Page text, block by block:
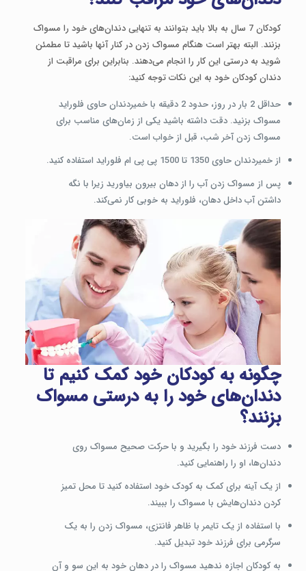
کودکان 7 سال به بالا باید بتوانند به تنهایی دندان‌های خود را مسواک
بزنند. البته بهتر است هنگام مسواک زدن در کنار آنها باشید تا مطمئن
شوید به درستی این کار را انجام می‌دهند. بنابراین برای مراقبت از
دندان کودکان خود به این نکات توجه کنید:
حداقل 2 بار در روز، حدود 2 دقیقه با خمیردندان حاوی فلوراید
مسواک بزنید. دقت داشته باشید یکی از زمان‌های مناسب برای
مسواک زدن آخر شب، قبل از خواب است.
از خمیردندان حاوی 1350 تا 1500 پی پی ام فلوراید استفاده کنید.
پس از مسواک زدن آب را از دهان بیرون بیاورید زیرا با نگه
داشتن آب داخل دهان، فلوراید به خوبی کار نمی‌کند.
چگونه به کودکان خود کمک کنیم تا
دندان‌های خود را به درستی مسواک
بزنند؟
دست فرزند خود را بگیرید و با حرکت صحیح مسواک روی
دندان‌ها، او را راهنمایی کنید.
از یک آینه برای کمک به کودک خود استفاده کنید تا محل تمیز
کردن دندان‌هایش با مسواک را ببیند.
با استفاده از یک تایمر با ظاهر فانتزی، مسواک زدن را به یک
سرگرمی برای فرزند خود تبدیل کنید.
به کودکان اجازه ندهید مسواک را در دهان خود به این سو و آن